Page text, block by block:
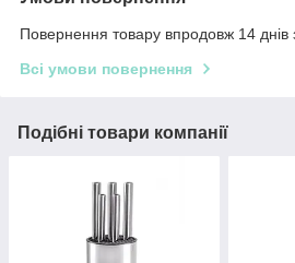
Повернення товару впродовж 14 днів
Всі умови повернення
Подібні товари компанії